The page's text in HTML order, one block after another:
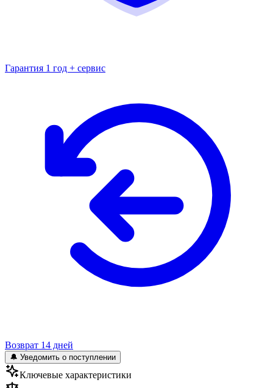
Гарантия 1 год + сервис
Возврат 14 дней
🔔 Уведомить о поступлении
Ключевые характеристики